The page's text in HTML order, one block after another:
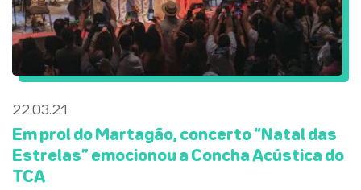
22.03.21
Em prol do Martagão, concerto “Natal das
Estrelas” emocionou a Concha Acústica do
TCA